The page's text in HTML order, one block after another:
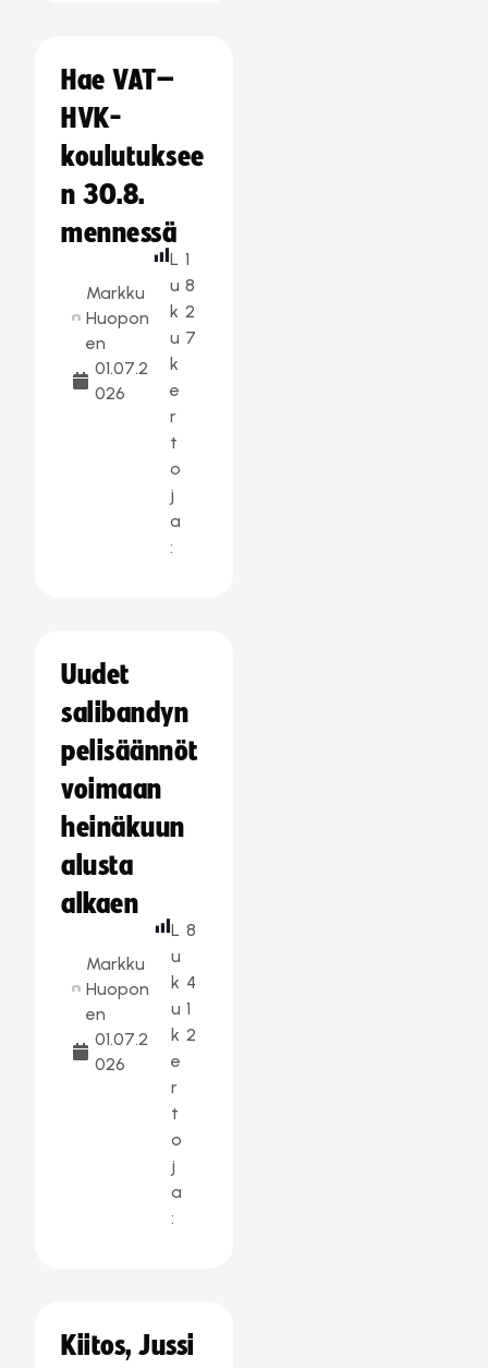
Hae VAT–
HVK-
koulutuksee
n 30.8.
mennessä
Markku
Huopon
en
01.07.2
026
L
u
k
u
k
e
r
t
o
j
a
:
1
8
2
7
Uudet
salibandyn
pelisäännöt
voimaan
heinäkuun
alusta
alkaen
Markku
Huopon
en
01.07.2
026
L
u
k
u
k
e
r
t
o
j
a
:
8
4
1
2
Kiitos, Jussi